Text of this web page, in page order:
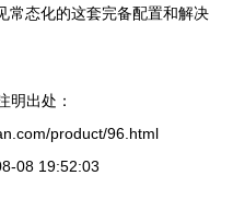
常态化的这套完备配置和解决
明出处：
product/96.html
08 19:52:03